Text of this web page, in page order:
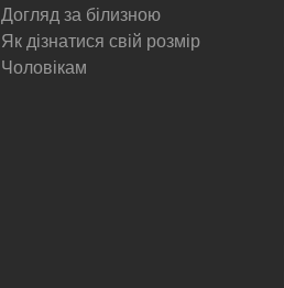
Догляд за білизною
Як дізнатися свій розмір
Чоловікам